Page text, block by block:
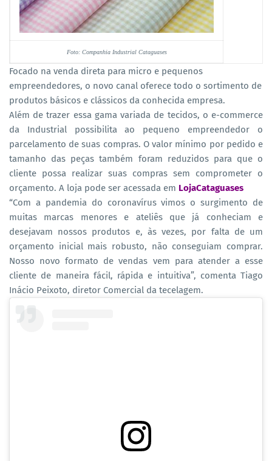
Foto: Companhia Industrial Cataguases
Focado na venda direta para micro e pequenos
empreendedores, o novo canal oferece todo o sortimento de
produtos básicos e clássicos da conhecida empresa.
Além de trazer essa gama variada de tecidos, o e-commerce
da Industrial possibilita ao pequeno empreendedor o
parcelamento de suas compras. O valor mínimo por pedido e
tamanho das peças também foram reduzidos para que o
cliente possa realizar suas compras sem comprometer o
orçamento. A loja pode ser acessada em LojaCataguases
“Com a pandemia do coronavírus vimos o surgimento de
muitas marcas menores e ateliês que já conheciam e
desejavam nossos produtos e, às vezes, por falta de um
orçamento inicial mais robusto, não conseguiam comprar.
Nosso novo formato de vendas vem para atender a esse
cliente de maneira fácil, rápida e intuitiva”, comenta Tiago
Inácio Peixoto, diretor Comercial da tecelagem.